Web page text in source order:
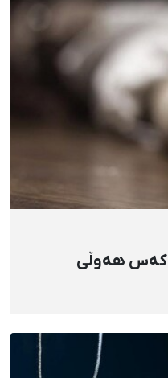
تاران؛ لە ٢٤ کاتژمێردا، ٨٤ کەس هەوڵی